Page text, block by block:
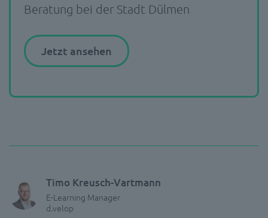
Beratung bei der Stadt Dülmen
Jetzt ansehen
Timo Kreusch-Vartmann
E-Learning Manager
d.velop